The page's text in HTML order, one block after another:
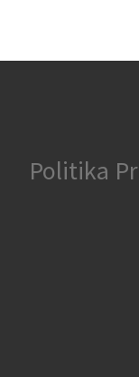
Politika